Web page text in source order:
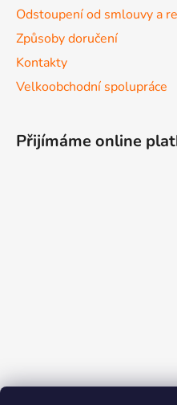
Odstoupení od smlouvy a
Způsoby doručení
Kontakty
Velkoobchodní spolupráce
Přijímáme online